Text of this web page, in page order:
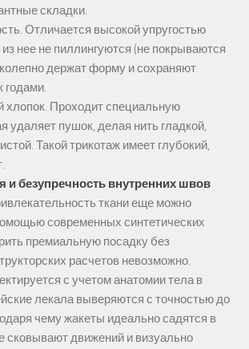
складки.
Отличается высокой упругостью
нее не пиллингуются (не покрываются
держат форму и сохраняют
годами.
хлопок. Проходит специальную
удаляет пушок, делая нить гладкой,
Такой трикотаж имеет глубокий,
и безупречность внутренних швов
ткани еще можно
современных синтетических
премиальную посадку без
расчетов невозможно.
с учетом анатомии тела в
лекала выверяются с точностью до
чему жакеты идеально садятся в
сковывают движений и визуально